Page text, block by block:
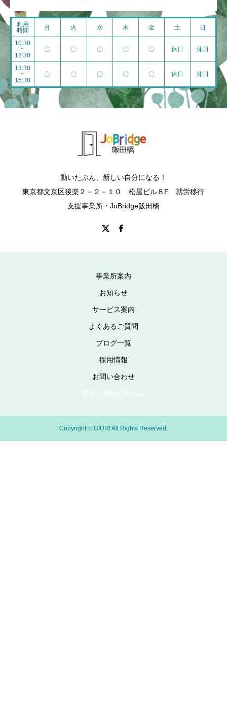
利用
時間
月 火 水 木 金 土 日
10:30
~
12:30
〇 〇 〇 〇 〇 休日 休日
13:30
~
15:30
〇 〇 〇 〇 〇 休日 休日
動いたぶん、新しい自分になる！
東京都文京区後楽２－２－１０ 松屋ビル８F 就労移行
支援事業所・JoBridge飯田橋
事業所案内
お知らせ
サービス案内
よくあるご質問
ブログ一覧
採用情報
お問い合わせ
見学・体験お申込み
Copyright © GIURI All Rights Reserved.